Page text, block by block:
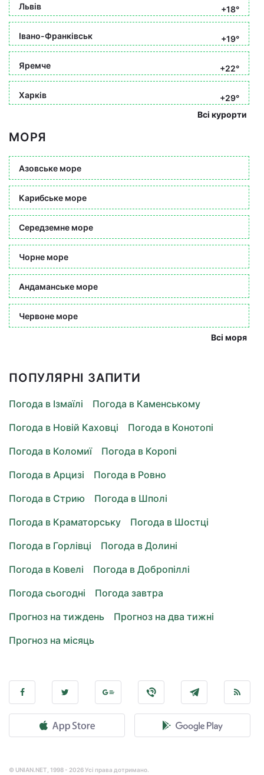
Львів +18°
Івано-Франківськ +19°
Яремче +22°
Харків
+29°
Всі курорти
МОРЯ
Азовське море
Карибське море
Середземне море
Чорне море
Андаманське море
Червоне море
Всі моря
ПОПУЛЯРНІ ЗАПИТИ
Погода в Ізмаїлі
Погода в Каменському
Погода в Новій Каховці
Погода в Конотопі
Погода в Коломиї
Погода в Коропі
Погода в Арцизі
Погода в Ровно
Погода в Стрию
Погода в Шполі
Погода в Краматорську
Погода в Шостці
Погода в Горлівці
Погода в Долині
Погода в Ковелі
Погода в Добропіллі
Погода сьогодні
Погода завтра
Прогноз на тиждень
Прогноз на два тижні
Прогноз на місяць
© UNIAN.NET, 1998 - 2026 Усі права дотримано.